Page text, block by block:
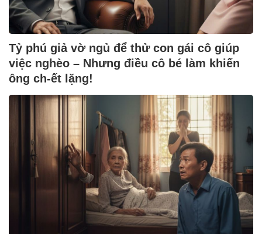
Tỷ phú giả vờ ngủ để thử con gái cô giúp
việc nghèo – Nhưng điều cô bé làm khiến
ông ch-ết lặng!